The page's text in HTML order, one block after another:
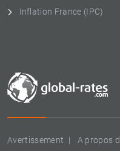
Avertissement A propos
Inflation France (IPC)